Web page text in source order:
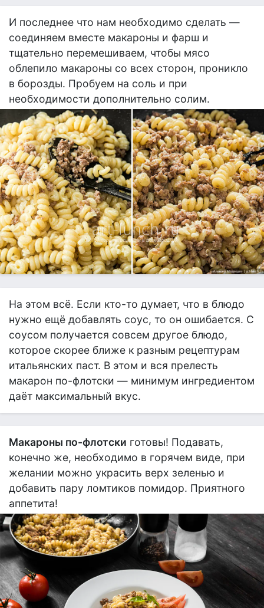
И последнее что нам необходимо сделать —
соединяем вместе макароны и фарш и
тщательно перемешиваем, чтобы мясо
облепило макароны со всех сторон, проникло
в борозды. Пробуем на соль и при
необходимости дополнительно солим.
На этом всё. Если кто-то думает, что в блюдо
нужно ещё добавлять соус, то он ошибается. С
соусом получается совсем другое блюдо,
которое скорее ближе к разным рецептурам
итальянских паст. В этом и вся прелесть
макарон по-флотски — минимум ингредиентом
даёт максимальный вкус.
Макароны по-флотски готовы! Подавать,
конечно же, необходимо в горячем виде, при
желании можно украсить верх зеленью и
добавить пару ломтиков помидор. Приятного
аппетита!